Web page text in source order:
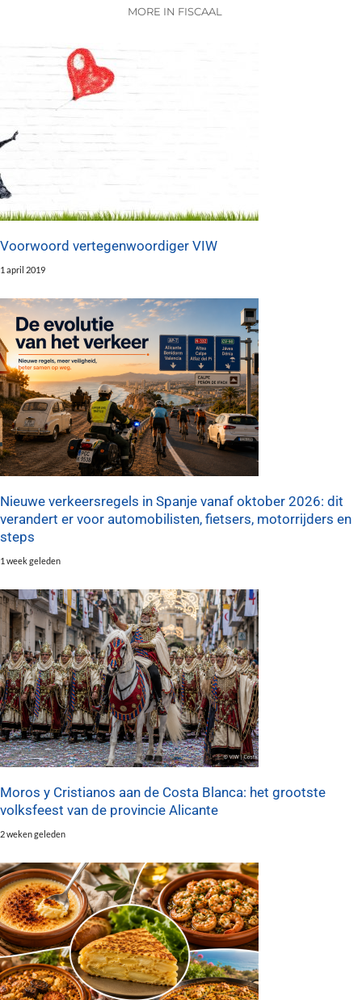
MORE IN FISCAAL
Voorwoord vertegenwoordiger VIW
1 april 2019
Nieuwe verkeersregels in Spanje vanaf oktober 2026: dit
verandert er voor automobilisten, fietsers, motorrijders en
steps
1 week geleden
Moros y Cristianos aan de Costa Blanca: het grootste
volksfeest van de provincie Alicante
2 weken geleden